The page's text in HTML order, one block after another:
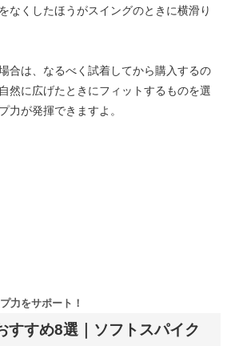
なくしたほうがスイングのときに横滑り
合は、なるべく試着してから購入するの
然に広げたときにフィットするものを選
力が発揮できますよ。
すすめ8選｜ソフトスパイク
力をサポート！